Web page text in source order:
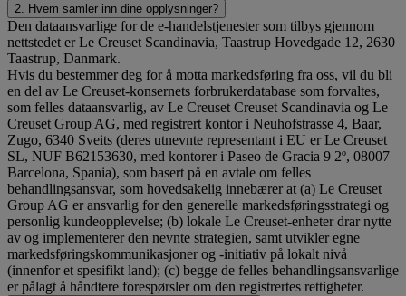
2. Hvem samler inn dine opplysninger?
Den dataansvarlige for de e-handelstjenester som tilbys gjennom
nettstedet er Le Creuset Scandinavia, Taastrup Hovedgade 12, 2630
Taastrup, Danmark.
Hvis du bestemmer deg for å motta markedsføring fra oss, vil du bli
en del av Le Creuset-konsernets forbrukerdatabase som forvaltes,
som felles dataansvarlig, av Le Creuset Creuset Scandinavia og Le
Creuset Group AG, med registrert kontor i Neuhofstrasse 4, Baar,
Zugo, 6340 Sveits (deres utnevnte representant i EU er Le Creuset
SL, NUF B62153630, med kontorer i Paseo de Gracia 9 2º, 08007
Barcelona, Spania), som basert på en avtale om felles
behandlingsansvar, som hovedsakelig innebærer at (a) Le Creuset
Group AG er ansvarlig for den generelle markedsføringsstrategi og
personlig kundeopplevelse; (b) lokale Le Creuset-enheter drar nytte
av og implementerer den nevnte strategien, samt utvikler egne
markedsføringskommunikasjoner og -initiativ på lokalt nivå
(innenfor et spesifikt land); (c) begge de felles behandlingsansvarlige
er pålagt å håndtere forespørsler om den registrertes rettigheter.